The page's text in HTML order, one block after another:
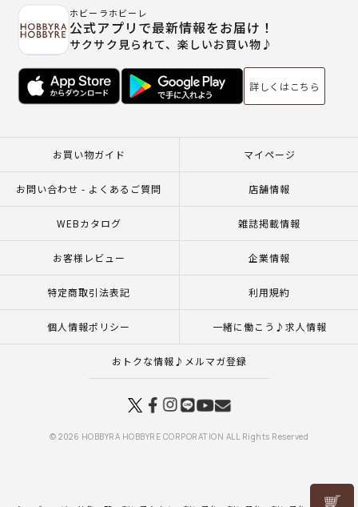
ホビーラホビーレ
公式アプリで最新情報をお届け！
サクサク見られて、楽しいお買い物♪
詳しくはこちら
お買い物ガイド マイページ
お問い合わせ - よくあるご質問 店舗情報
WEBカタログ 雑誌掲載情報
お客様レビュー 企業情報
特定商取引法表記 利用規約
個人情報ポリシー 一緒に働こう♪求人情報
おトクな情報♪メルマガ登録
© 2026 HOBBYRA HOBBYRE CORPORATION ALL Rights Reserved